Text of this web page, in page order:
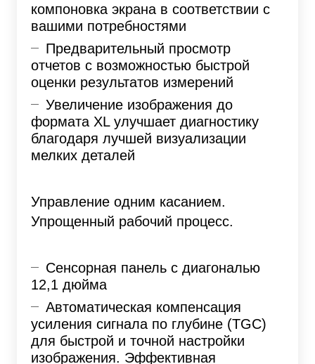
компоновка экрана в соответствии с
вашими потребностями
Предварительный просмотр
отчетов с возможностью быстрой
оценки результатов измерений
Увеличение изображения до
формата XL улучшает диагностику
благодаря лучшей визуализации
мелких деталей
Управление одним касанием.
Упрощенный рабочий процесс.
Сенсорная панель с диагональю
12,1 дюйма
Автоматическая компенсация
усиления сигнала по глубине (TGC)
для быстрой и точной настройки
изображения. Эффективная